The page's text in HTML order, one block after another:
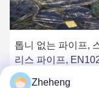
톱니 없는 파이프,
리스 파이프,
SS304/316L, Od
Zheheng